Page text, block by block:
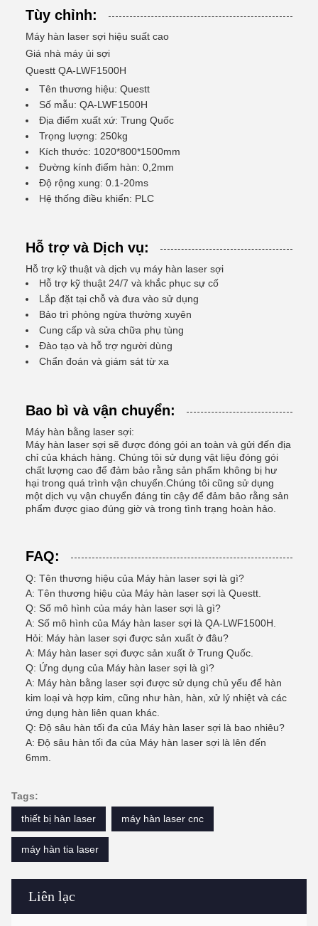
Liên lạc
Tùy chỉnh:
Máy hàn laser sợi hiệu suất cao
Giá nhà máy ủi sợi
Questt QA-LWF1500H
Tên thương hiệu: Questt
Số mẫu: QA-LWF1500H
Địa điểm xuất xứ: Trung Quốc
Trọng lượng: 250kg
Kích thước: 1020*800*1500mm
Đường kính điểm hàn: 0,2mm
Độ rộng xung: 0.1-20ms
Hệ thống điều khiển: PLC
Hỗ trợ và Dịch vụ:
Hỗ trợ kỹ thuật và dịch vụ máy hàn laser sợi
Hỗ trợ kỹ thuật 24/7 và khắc phục sự cố
Lắp đặt tại chỗ và đưa vào sử dụng
Bảo trì phòng ngừa thường xuyên
Cung cấp và sửa chữa phụ tùng
Đào tạo và hỗ trợ người dùng
Chẩn đoán và giám sát từ xa
Bao bì và vận chuyển:
Máy hàn bằng laser sợi:
Máy hàn laser sợi sẽ được đóng gói an toàn và gửi đến địa
chỉ của khách hàng. Chúng tôi sử dụng vật liệu đóng gói
chất lượng cao để đảm bảo rằng sản phẩm không bị hư
hại trong quá trình vận chuyển.Chúng tôi cũng sử dụng
một dịch vụ vận chuyển đáng tin cậy để đảm bảo rằng sản
phẩm được giao đúng giờ và trong tình trạng hoàn hảo.
FAQ:
Q: Tên thương hiệu của Máy hàn laser sợi là gì?
A: Tên thương hiệu của Máy hàn laser sợi là Questt.
Q: Số mô hình của máy hàn laser sợi là gì?
A: Số mô hình của Máy hàn laser sợi là QA-LWF1500H.
Hỏi: Máy hàn laser sợi được sản xuất ở đâu?
A: Máy hàn laser sợi được sản xuất ở Trung Quốc.
Q: Ứng dụng của Máy hàn laser sợi là gì?
A: Máy hàn bằng laser sợi được sử dụng chủ yếu để hàn
kim loại và hợp kim, cũng như hàn, hàn, xử lý nhiệt và các
ứng dụng hàn liên quan khác.
Q: Độ sâu hàn tối đa của Máy hàn laser sợi là bao nhiêu?
A: Độ sâu hàn tối đa của Máy hàn laser sợi là lên đến
6mm.
Tags:
thiết bị hàn laser
máy hàn laser cnc
máy hàn tia laser